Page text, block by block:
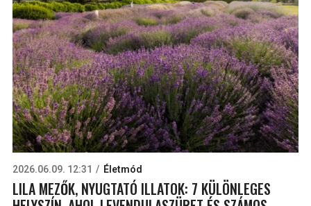
2026.06.09. 12:31 Életmód
LILA MEZŐK, NYUGTATÓ ILLATOK: 7 KÜLÖNLEGES